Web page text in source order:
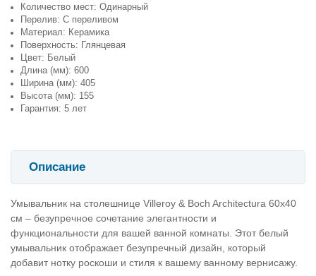
Количество мест: Одинарный
Перелив: С переливом
Материал: Керамика
Поверхность: Глянцевая
Цвет: Белый
Длина (мм): 600
Ширина (мм): 405
Высота (мм): 155
Гарантия: 5 лет
Описание
Умывальник на столешнице Villeroy & Boch Architectura 60х40
см – безупречное сочетание элегантности и
функциональности для вашей ванной комнаты. Этот белый
умывальник отображает безупречный дизайн, который
добавит нотку роскоши и стиля к вашему ванному вернисажу.